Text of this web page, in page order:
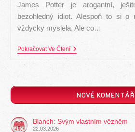
James Potter je arogantní,
bezohledný idiot. Alespoň to si o
vždycky myslela. Ale co…
Pokračovat Ve ČteníJak
James
NOVÉ
Blanch: Svým vlastním vězněm
22.03.2026